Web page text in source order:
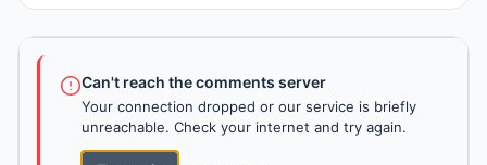
Can't reach the comments server
Your connection dropped or our service is briefly
unreachable. Check your internet and try again.